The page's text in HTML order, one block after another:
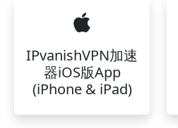
IPvanishVPN加速
器iOS版App
(iPhone & iPad)